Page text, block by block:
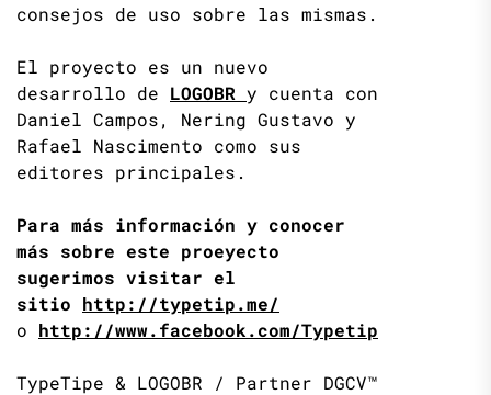
consejos de uso sobre las mismas.
El proyecto es un nuevo
desarrollo de LOGOBR y cuenta con
Daniel Campos, Nering Gustavo y
Rafael Nascimento como sus
editores principales.
Para más información y conocer
más sobre este proeyecto
sugerimos visitar el
sitio http://typetip.me/
o http://www.facebook.com/Typetip
TypeTipe & LOGOBR / Partner DGCV™